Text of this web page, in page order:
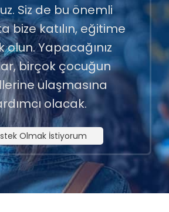
Siz de bu önemli
bize katılın, eğitime
olun. Yapacağınız
birçok çocuğun
ulaşmasına
olacak.
Olmak İstiyorum